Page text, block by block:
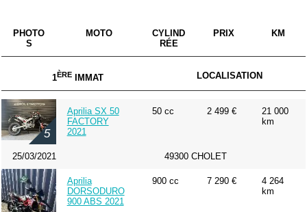
PHOTO
S
MOTO
CYLIND
RÉE
PRIX KM
1ÈREIMMAT LOCALISATION
5
Aprilia SX 50
FACTORY
2021
50 cc 2 499 €
21 000
km
25/03/2021 49300 CHOLET
Aprilia
DORSODURO
900 ABS 2021
900 cc 7 290 €
4 264
km